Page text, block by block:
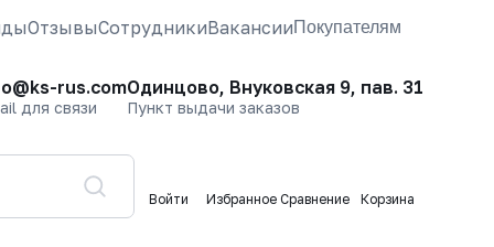
ОтзывыСотрудникиВакансииПокупателям
rus.com
для связи
Одинцово, Внуковская 9, пав. 31
Пункт выдачи заказов
Войти Избранное Сравнение Корзина